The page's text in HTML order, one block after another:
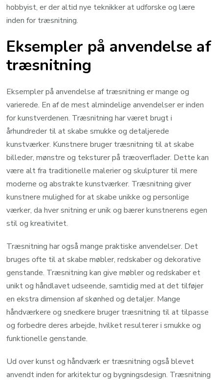
hobbyist, er der altid nye teknikker at udforske og lære
inden for træsnitning.
Eksempler på anvendelse af
træsnitning
Eksempler på anvendelse af træsnitning er mange og
varierede. En af de mest almindelige anvendelser er inden
for kunstverdenen. Træsnitning har været brugt i
århundreder til at skabe smukke og detaljerede
kunstværker. Kunstnere bruger træsnitning til at skabe
billeder, mønstre og teksturer på træoverflader. Dette kan
være alt fra traditionelle malerier og skulpturer til mere
moderne og abstrakte kunstværker. Træsnitning giver
kunstnere mulighed for at skabe unikke og personlige
værker, da hver snitning er unik og bærer kunstnerens egen
stil og kreativitet.
Træsnitning har også mange praktiske anvendelser. Det
bruges ofte til at skabe møbler, redskaber og dekorative
genstande. Træsnitning kan give møbler og redskaber et
unikt og håndlavet udseende, samtidig med at det tilføjer
en ekstra dimension af skønhed og detaljer. Mange
håndværkere og snedkere bruger træsnitning til at tilpasse
og forbedre deres arbejde, hvilket resulterer i smukke og
funktionelle genstande.
Ud over kunst og håndværk er træsnitning også blevet
anvendt inden for arkitektur og bygningsdesign. Træsnitning